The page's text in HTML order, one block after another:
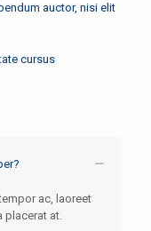
auctor, nisi elit
cursus
ac, laoreet
placerat at.